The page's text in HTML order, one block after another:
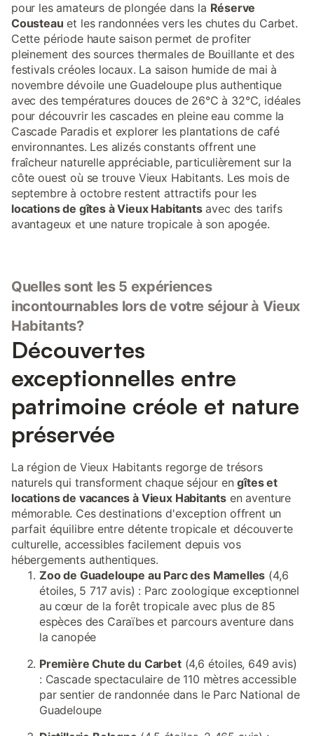
pour les amateurs de plongée dans la Réserve
Cousteau et les randonnées vers les chutes du Carbet.
Cette période haute saison permet de profiter
pleinement des sources thermales de Bouillante et des
festivals créoles locaux. La saison humide de mai à
novembre dévoile une Guadeloupe plus authentique
avec des températures douces de 26°C à 32°C, idéales
pour découvrir les cascades en pleine eau comme la
Cascade Paradis et explorer les plantations de café
environnantes. Les alizés constants offrent une
fraîcheur naturelle appréciable, particulièrement sur la
côte ouest où se trouve Vieux Habitants. Les mois de
septembre à octobre restent attractifs pour les
locations de gîtes à Vieux Habitantsavec des tarifs
avantageux et une nature tropicale à son apogée.
Quelles sont les 5 expériences
incontournables lors de votre séjour à Vieux
Habitants?
Découvertes
exceptionnelles entre
patrimoine créole et nature
préservée
La région de Vieux Habitants regorge de trésors
naturels qui transforment chaque séjour engîtes et
locations de vacances à Vieux Habitants en aventure
mémorable. Ces destinations d'exception offrent un
parfait équilibre entre détente tropicale et découverte
culturelle, accessibles facilement depuis vos
hébergements authentiques.
Zoo de Guadeloupe au Parc des Mamelles (4,6
étoiles, 5 717 avis) : Parc zoologique exceptionnel
au cœur de la forêt tropicale avec plus de 85
espèces des Caraïbes et parcours aventure dans
la canopée
Première Chute du Carbet(4,6 étoiles, 649 avis)
: Cascade spectaculaire de 110 mètres accessible
par sentier de randonnée dans le Parc National de
Guadeloupe